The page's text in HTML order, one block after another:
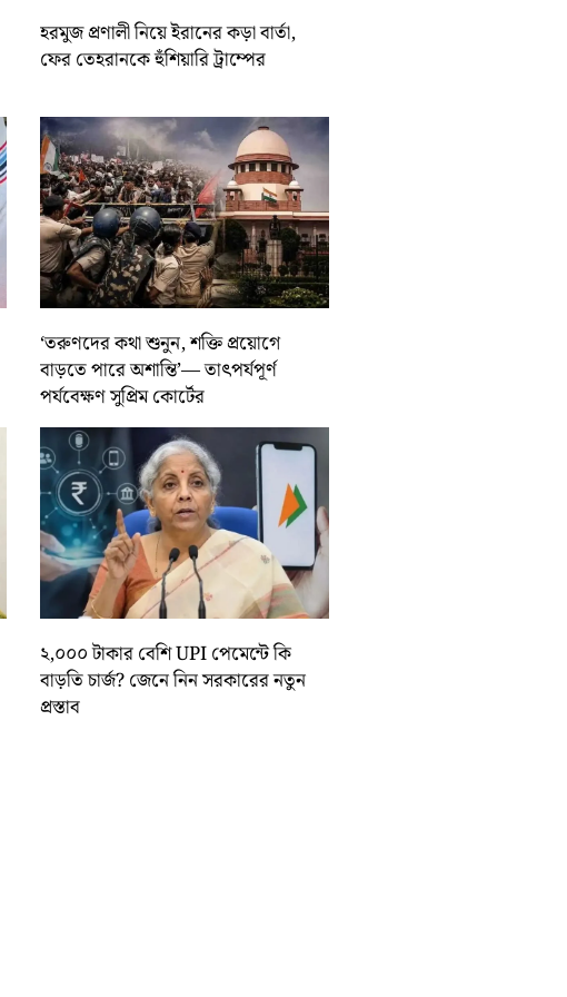
হরমুজ প্রণালী নিয়ে ইরানের কড়া বার্তা,
ফের তেহরানকে হুঁশিয়ারি ট্রাম্পের
‘তরুণদের কথা শুনুন, শক্তি প্রয়োগে
বাড়তে পারে অশান্তি’— তাৎপর্যপূর্ণ
পর্যবেক্ষণ সুপ্রিম কোর্টের
২,০০০ টাকার বেশি UPI পেমেন্টে কি
বাড়তি চার্জ? জেনে নিন সরকারের নতুন
প্রস্তাব